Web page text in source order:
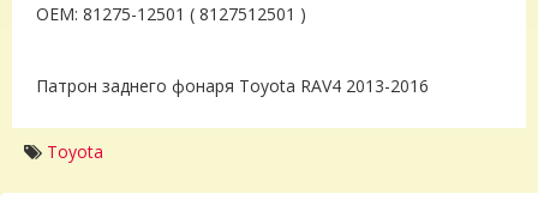
OEM: 81275-12501 ( 8127512501 )
Патрон заднего фонаря Toyota RAV4 2013-2016
Toyota